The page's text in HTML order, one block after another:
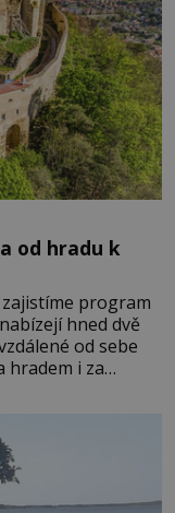
od hradu k
program
hned dvě
od sebe
hradem i za
vznikla někdy
zaznamenali